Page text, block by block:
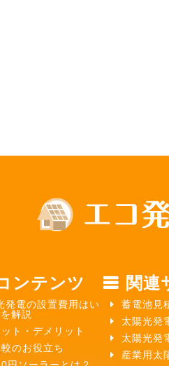
ンテンツ
発電の設置費用はい
解説
ト・デメリット
のお役立ち
関連
蓄電池見
太陽光発
太陽光発
産業用太